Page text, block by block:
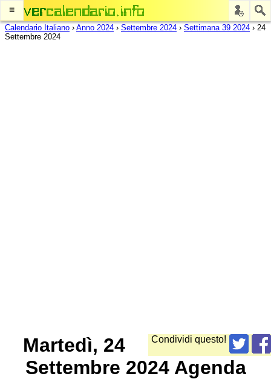
≡
Calendario Italiano › Anno 2024 › Settembre 2024 › Settimana 39 2024 › 24
Settembre 2024
Condividi questo!
Martedì, 24
Settembre 2024 Agenda